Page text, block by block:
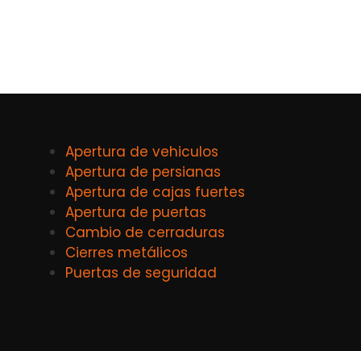
Apertura de vehiculos
Apertura de persianas
Apertura de cajas fuertes
Apertura de puertas
Cambio de cerraduras
Cierres metálicos
Puertas de seguridad